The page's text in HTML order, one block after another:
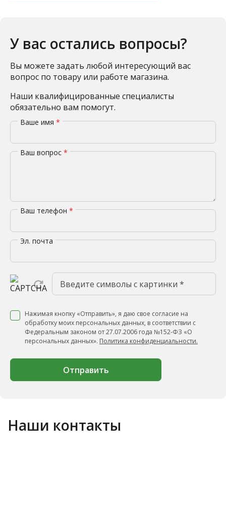
У вас остались вопросы?
Вы можете задать любой интересующий вас
вопрос по товару или работе магазина.
Наши квалифицированные специалисты
обязательно вам помогут.
Ваше имя *
Ваш вопрос *
Ваш телефон *
Эл. почта
Нажимая кнопку «Отправить», я даю свое согласие на
обработку моих персональных данных, в соответствии с
Федеральным законом от 27.07.2006 года №152-ФЗ «О
персональных данных». Политика конфиденциальности.
Отправить
Наши контакты